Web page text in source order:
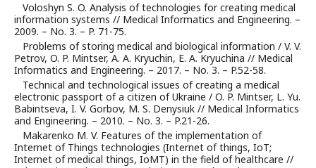
Voloshyn S. O. Analysis of technologies for creating medical
information systems // Medical Informatics and Engineering. –
2009. – No. 3. – P. 71-75.
Problems of storing medical and biological information / V. V.
Petrov, O. P. Mintser, A. A. Kryuchin, E. A. Kryuchina // Medical
Informatics and Engineering. – 2017. – No. 3. – P.52-58.
Technical and technological issues of creating a medical
electronic passport of a citizen of Ukraine / O. P. Mintser, L. Yu.
Babintseva, I. V. Gorbov, M. S. Denysiuk // Medical Informatics
and Engineering. – 2010. – No. 3. – P.21-26.
Makarenko M. V. Features of the implementation of
Internet of Things technologies (Internet of things, IoT;
Internet of medical things, IoМT) in the field of healthcare //